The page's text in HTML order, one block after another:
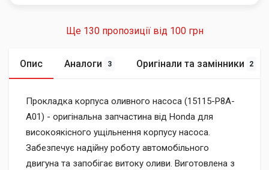
Ще 130 пропозиції від 100 грн
Опис Аналоги 3 Оригінали та замінники 2
Прокладка корпуса оливного насоса (15115-P8A-
A01) - оригінальна запчастина від Honda для
високоякісного ущільнення корпусу насоса.
Забезпечує надійну роботу автомобільного
двигуна та запобігає витоку оливи. Виготовлена з